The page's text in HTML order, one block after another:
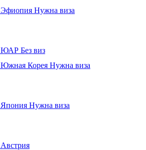
Эфиопия Нужна виза
ЮАР Без виз
Южная Корея Нужна виза
Япония Нужна виза
Австрия